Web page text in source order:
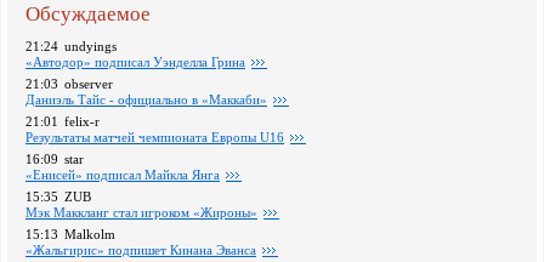
Обсуждаемое
21:24 undyings
«Автодор» подписал Уэнделла Грина
21:03 observer
Даниэль Тайс - официально в «Маккаби»
21:01 felix-r
Pезультаты матчей чемпионата Европы U16
16:09 star
«Енисей» подписал Майкла Янга
15:35 ZUB
Мэк Маккланг стал игроком «Жироны»
15:13 Malkolm
«Жальгирис» подпишет Кинана Эванса